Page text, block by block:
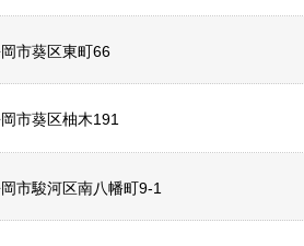
市葵区東町66
市葵区柚木191
市駿河区南八幡町9-1